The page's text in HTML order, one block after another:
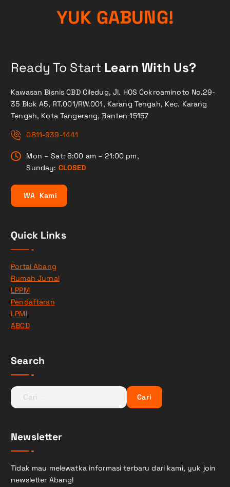
YUK GABUNG!
Ready To Start Learn With Us?
Kawasan Bisnis CBD Ciledug, Jl. HOS Cokroaminoto No.29-
35 Blok A5, RT.001/RW.001, Karang Tengah, Kec. Karang
Tengah, Kota Tangerang, Banten 15157
0811-939-1441
Mon – Sat: 8:00 am – 21:00 pm,
Sunday: CLOSED
WA Kami
Quick Links
Portal Abang
Rumah Jurnal
LPPM
Pendaftaran
LPMI
ABCD
Search
C
a
u
n
Newsletter
Tidak mau melewatka informasi terbaru dari kami, yuk join
newsletter Abang!